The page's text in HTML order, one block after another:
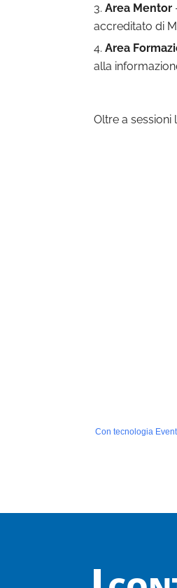
Area Mentor
accreditato di
Area
alla
Oltre a sessioni
Con tecnologia